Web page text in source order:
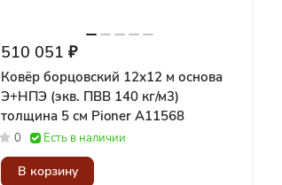
510 051 ₽
Ковёр борцовский 12х12 м основа
Э+НПЭ (экв. ПВВ 140 кг/м3)
толщина 5 см Pioner A11568
0 Есть в наличии
В корзину